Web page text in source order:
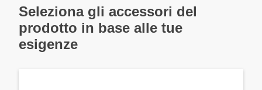
Seleziona gli accessori del
prodotto in base alle tue
esigenze